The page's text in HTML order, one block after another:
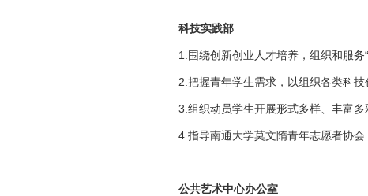
科技实践部
1.围绕创新创业人才培养，组织和服务
2.把握青年学生需求，以组织各类科
3.组织动员学生开展形式多样、丰富
4.指导南通大学莫文隋青年志愿者协
公共艺术中心办公室